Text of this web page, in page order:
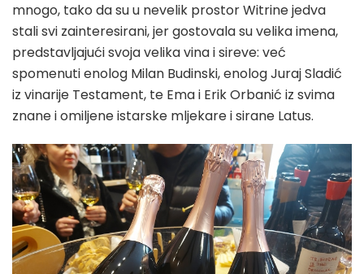
mnogo, tako da su u nevelik prostor Witrine jedva
stali svi zainteresirani, jer gostovala su velika imena,
predstavljajući svoja velika vina i sireve: već
spomenuti enolog Milan Budinski, enolog Juraj Sladić
iz vinarije Testament, te Ema i Erik Orbanić iz svima
znane i omiljene istarske mljekare i sirane Latus.